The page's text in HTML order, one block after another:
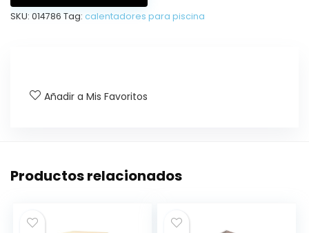
SKU: 014786 Tag: calentadores para piscina
Añadir a Mis Favoritos
Productos relacionados